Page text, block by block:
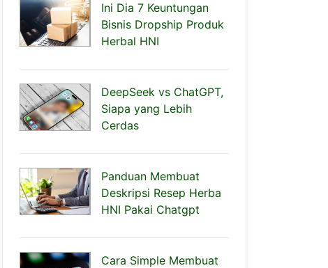
Ini Dia 7 Keuntungan
Bisnis Dropship Produk
Herbal HNI
DeepSeek vs ChatGPT,
Siapa yang Lebih
Cerdas
Panduan Membuat
Deskripsi Resep Herba
HNI Pakai Chatgpt
Cara Simple Membuat